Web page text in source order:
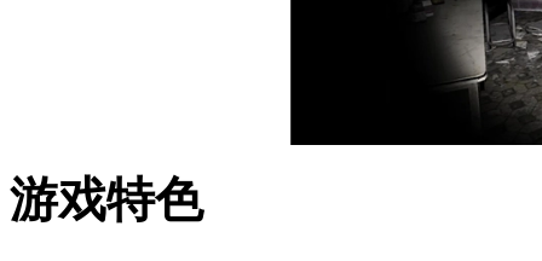
游戏特色